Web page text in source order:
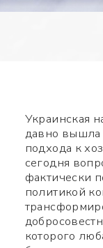
Украинская
давно вышла
подхода к
сегодня
фактически
политикой
которого